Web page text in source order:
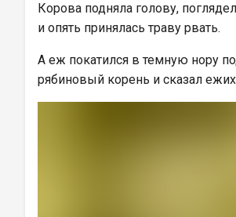
Корова подняла голову,
и опять принялась траву рвать.
А еж покатился в темную нору
рябиновый корень и сказал